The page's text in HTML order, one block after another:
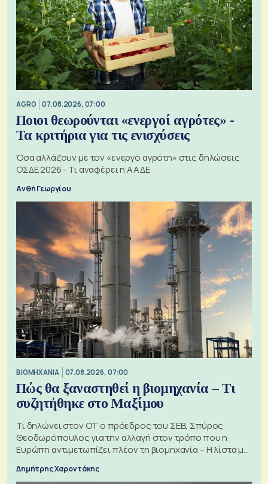
AGRO 07.08.2026, 07:00
Ποιοι θεωρούνται «ενεργοί αγρότες» -
Τα κριτήρια για τις ενισχύσεις
Όσα αλλάζουν με τον «ενεργό αγρότη» στις δηλώσεις
ΟΣΔΕ 2026 - Τι αναφέρει η ΑΑΔΕ
Ανθή Γεωργίου
ΒΙΟΜΗΧΑΝΙΑ 07.08.2026, 07:00
Πώς θα ξαναστηθεί η βιομηχανία – Τι
συζητήθηκε στο Μαξίμου
Τι δηλώνει στον ΟΤ ο πρόεδρος του ΣΕΒ, Σπύρος
Θεοδωρόπουλος για την αλλαγή στον τρόπο που η
Ευρώπη αντιμετωπίζει πλέον τη βιομηχανία – Η λίστα με
Δημήτρης Χαροντάκης